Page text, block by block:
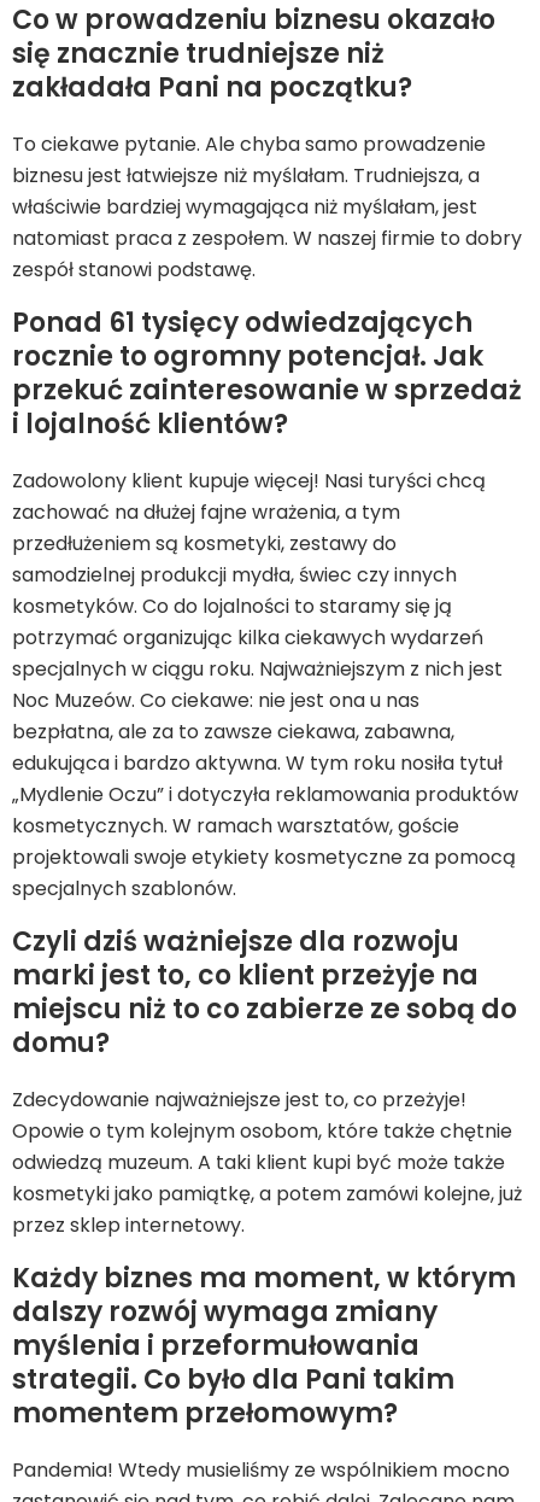
Co w prowadzeniu biznesu okazało
się znacznie trudniejsze niż
zakładała Pani na początku?
To ciekawe pytanie. Ale chyba samo prowadzenie
biznesu jest łatwiejsze niż myślałam. Trudniejsza, a
właściwie bardziej wymagająca niż myślałam, jest
natomiast praca z zespołem. W naszej firmie to dobry
zespół stanowi podstawę.
Ponad 61 tysięcy odwiedzających
rocznie to ogromny potencjał. Jak
przekuć zainteresowanie w sprzedaż
i lojalność klientów?
Zadowolony klient kupuje więcej! Nasi turyści chcą
zachować na dłużej fajne wrażenia, a tym
przedłużeniem są kosmetyki, zestawy do
samodzielnej produkcji mydła, świec czy innych
kosmetyków. Co do lojalności to staramy się ją
potrzymać organizując kilka ciekawych wydarzeń
specjalnych w ciągu roku. Najważniejszym z nich jest
Noc Muzeów. Co ciekawe: nie jest ona u nas
bezpłatna, ale za to zawsze ciekawa, zabawna,
edukująca i bardzo aktywna. W tym roku nosiła tytuł
„Mydlenie Oczu” i dotyczyła reklamowania produktów
kosmetycznych. W ramach warsztatów, goście
projektowali swoje etykiety kosmetyczne za pomocą
specjalnych szablonów.
Czyli dziś ważniejsze dla rozwoju
marki jest to, co klient przeżyje na
miejscu niż to co zabierze ze sobą do
domu?
Zdecydowanie najważniejsze jest to, co przeżyje!
Opowie o tym kolejnym osobom, które także chętnie
odwiedzą muzeum. A taki klient kupi być może także
kosmetyki jako pamiątkę, a potem zamówi kolejne, już
przez sklep internetowy.
Każdy biznes ma moment, w którym
dalszy rozwój wymaga zmiany
myślenia i przeformułowania
strategii. Co było dla Pani takim
momentem przełomowym?
Pandemia! Wtedy musieliśmy ze wspólnikiem mocno